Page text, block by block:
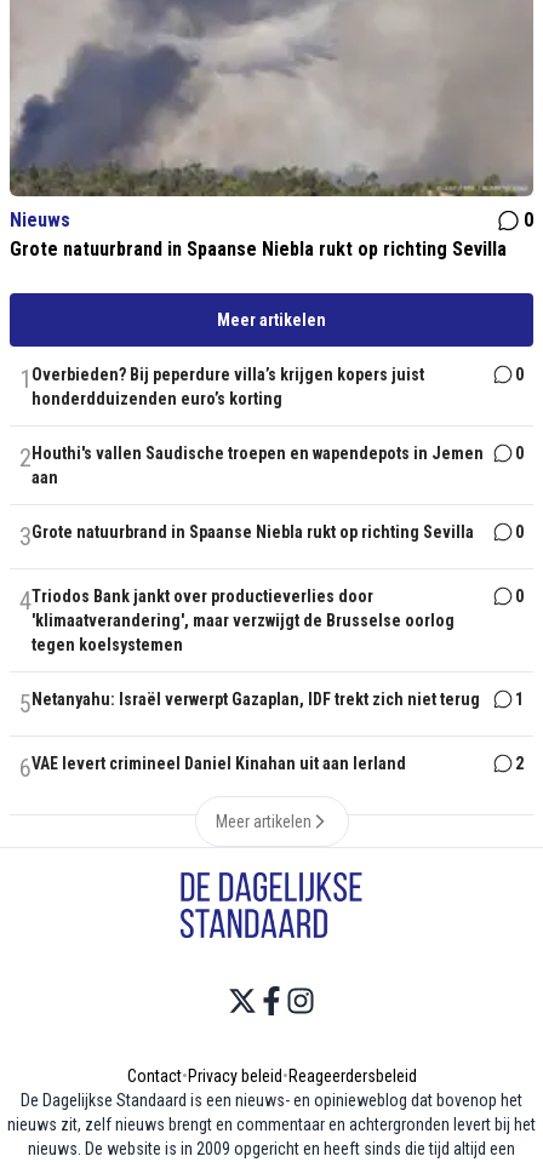
Nieuws
0
Grote natuurbrand in Spaanse Niebla rukt op richting Sevilla
Meer artikelen
1 Overbieden? Bij peperdure villa’s krijgen kopers juist
honderdduizenden euro’s korting
0
2 Houthi's vallen Saudische troepen en wapendepots in Jemen
aan
0
3Grote natuurbrand in Spaanse Niebla rukt op richting Sevilla 0
4Triodos Bank jankt over productieverlies door
'klimaatverandering', maar verzwijgt de Brusselse oorlog
tegen koelsystemen
0
5 Netanyahu: Israël verwerpt Gazaplan, IDF trekt zich niet terug 1
6VAE levert crimineel Daniel Kinahan uit aan Ierland 2
Meer artikelen
Contact•Privacy beleid•Reageerdersbeleid
De Dagelijkse Standaard is een nieuws- en opinieweblog dat bovenop het
nieuws zit, zelf nieuws brengt en commentaar en achtergronden levert bij het
nieuws. De website is in 2009 opgericht en heeft sinds die tijd altijd een